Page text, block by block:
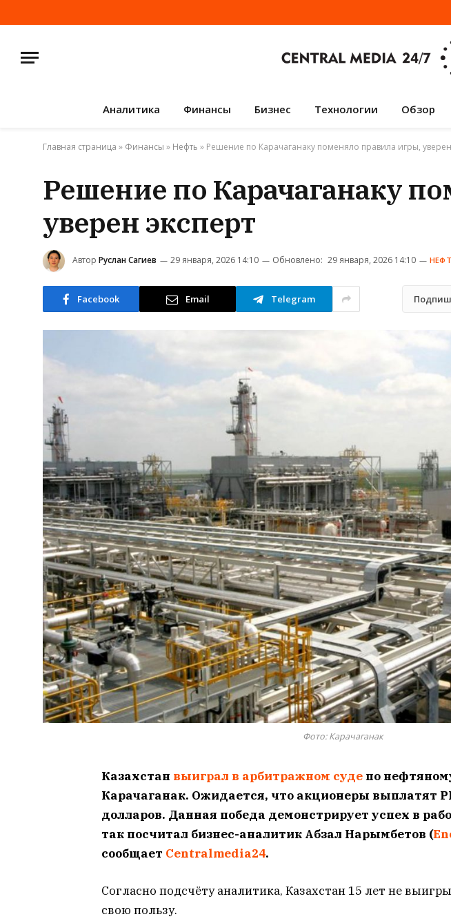
Аналитика Финансы Бизнес Технологии Обзор
Главная страница » Финансы » Нефть » Решение по Карачаганаку поменяло правила игры, уверен
Решение по Карачаганаку
уверен эксперт
Автор Руслан Сагиев 29 января, 2026 14:10 Обновлено: 29 января, 2026 14:10
Facebook Email Telegram
Фото: Карачаганак
Казахстан выиграл в арбитражном суде по
Карачаганак. Ожидается, что акционеры выплатят
долларов. Данная победа демонстрирует успех в
так посчитал бизнес-аналитик Абзал Нарымбетов (
сообщает Centralmedia24.
Согласно подсчёту аналитика, Казахстан 15 лет не
свою пользу.